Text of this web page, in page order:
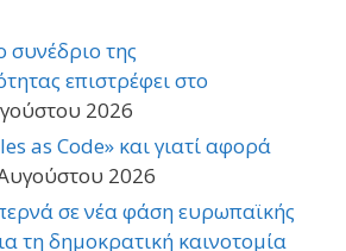
συνέδριο της
επιστρέφει στο
2026
as Code» και γιατί αφορά
2026
σε νέα φάση ευρωπαϊκής
τη δημοκρατική καινοτομία